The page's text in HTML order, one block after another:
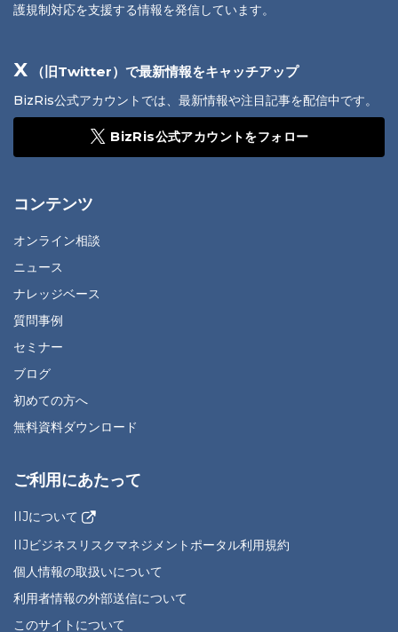
護規制対応を支援する情報を発信しています。
X （旧Twitter）で最新情報をキャッチアップ
BizRis公式アカウントでは、最新情報や注目記事を配信中です。
BizRis公式アカウントをフォロー
コンテンツ
オンライン相談
ニュース
ナレッジベース
質問事例
セミナー
ブログ
初めての方へ
無料資料ダウンロード
ご利用にあたって
IIJについて
IIJビジネスリスクマネジメントポータル利用規約
個人情報の取扱いについて
利用者情報の外部送信について
このサイトについて